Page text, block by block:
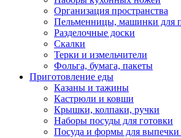
Организация пространства
Пельменницы, машинки для
Разделочные доски
Скалки
Терки и измельчители
Фольга, бумага, пакеты
Приготовление еды
Казаны и тажины
Кастрюли и ковши
Крышки, колпаки, ручки
Наборы посуды для готовки
Посуда и формы для выпечки